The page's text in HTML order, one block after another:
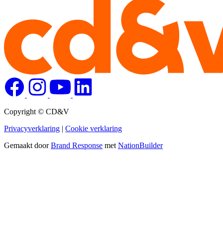
Copyright © CD&V
Privacyverklaring | Cookie verklaring
Gemaakt doorBrand Response met NationBuilder